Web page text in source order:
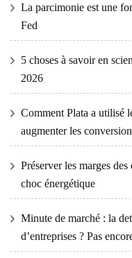
La parcimonie est une
Fed
5 choses à savoir en
2026
Comment Plata a utilisé
augmenter les
Préserver les marges
choc énergétique
Minute de marché : la
d’entreprises ? Pas